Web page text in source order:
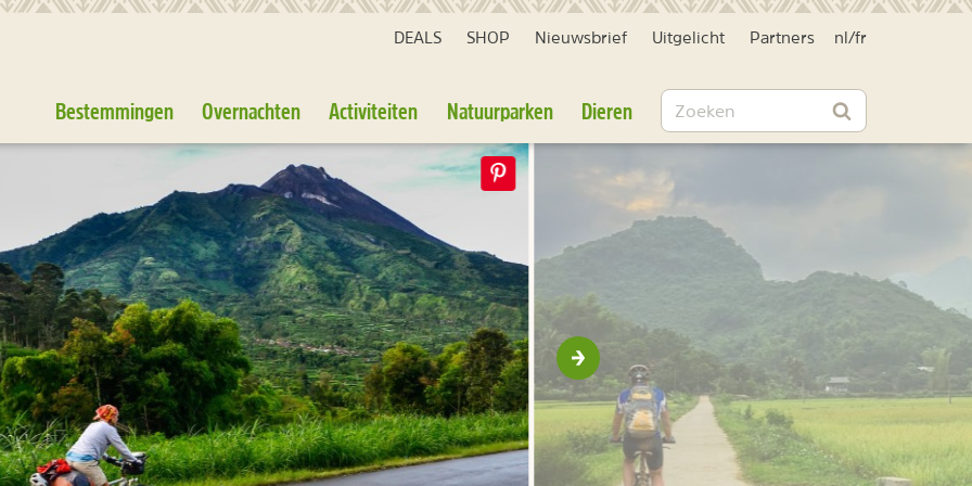
DEALS SHOP Nieuwsbrief Uitgelicht Partners nl /fr
Bestemmingen Overnachten Activiteiten Natuurparken Dieren Zoeken
Zoeken
Volgende